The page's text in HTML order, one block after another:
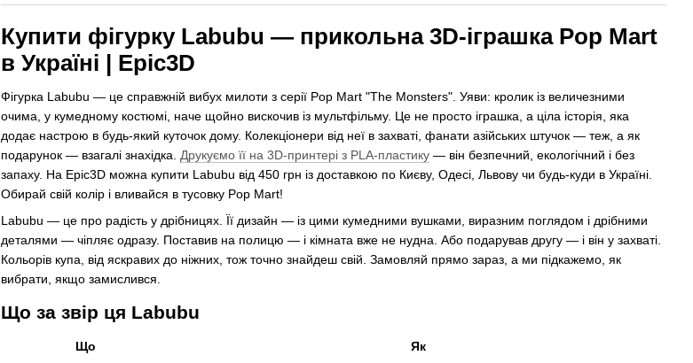
Купити фігурку Labubu — прикольна 3D-іграшка Pop Mart
в Україні | Epic3D
Фігурка Labubu — це справжній вибух милоти з серії Pop Mart "The Monsters". Уяви: кролик із величезними
очима, у кумедному костюмі, наче щойно вискочив із мультфільму. Це не просто іграшка, а ціла історія, яка
додає настрою в будь-який куточок дому. Колекціонери від неї в захваті, фанати азійських штучок — теж, а як
подарунок — взагалі знахідка. Друкуємо її на 3D-принтері з PLA-пластику— він безпечний, екологічний і без
запаху. На Epic3D можна купити Labubu від 450 грн із доставкою по Києву, Одесі, Львову чи будь-куди в Україні.
Обирай свій колір і вливайся в тусовку Pop Mart!
Labubu — це про радість у дрібницях. Її дизайн — із цими кумедними вушками, виразним поглядом і дрібними
деталями — чіпляє одразу. Поставив на полицю — і кімната вже не нудна. Або подарував другу — і він у захваті.
Кольорів купа, від яскравих до ніжних, тож точно знайдеш свій. Замовляй прямо зараз, а ми підкажемо, як
вибрати, якщо замислився.
Що за звір ця Labubu
Що Як